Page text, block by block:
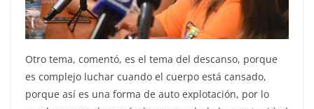
Otro tema, comentó, es el tema del descanso, porque
es complejo luchar cuando el cuerpo está cansado,
porque así es una forma de auto explotación, por lo